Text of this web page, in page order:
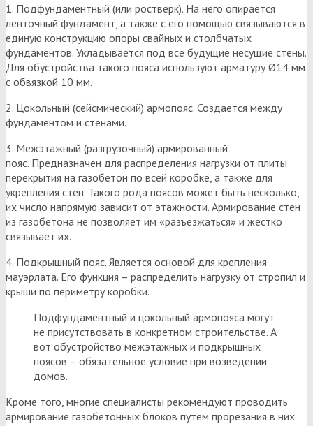
1. Подфундаментный (или ростверк). На него опирается
ленточный фундамент, а также с его помощью связываются в
единую конструкцию опоры свайных и столбчатых
фундаментов. Укладывается под все будущие несущие стены.
Для обустройства такого пояса используют арматуру Ø14 мм
с обвязкой 10 мм.
2. Цокольный (сейсмический) армопояс. Создается между
фундаментом и стенами.
3. Межэтажный (разгрузочный) армированный
пояс. Предназначен для распределения нагрузки от плиты
перекрытия на газобетон по всей коробке, а также для
укрепления стен. Такого рода поясов может быть несколько,
их число напрямую зависит от этажности. Армирование стен
из газобетона не позволяет им «разъезжаться» и жестко
связывает их.
4. Подкрышный пояс. Является основой для крепления
мауэрлата. Его функция – распределить нагрузку от стропил и
крыши по периметру коробки.
Подфундаментный и цокольный армопояса могут
не присутствовать в конкретном строительстве. А
вот обустройство межэтажных и подкрышных
поясов – обязательное условие при возведении
домов.
Кроме того, многие специалисты рекомендуют проводить
армирование газобетонных блоков путем прорезания в них